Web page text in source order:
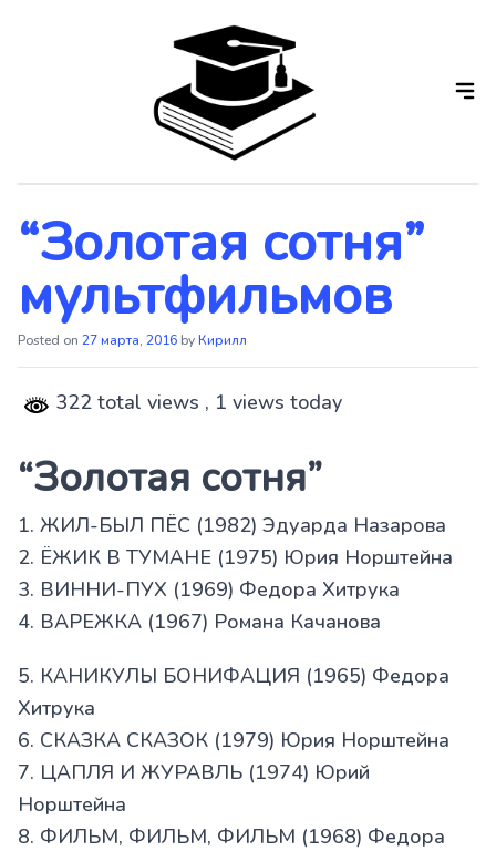
“Золотая сотня”
мультфильмов
Posted on 27 марта, 2016 byКирилл
322 total views , 1 views today
“Золотая сотня”
1. ЖИЛ-БЫЛ ПЁС (1982) Эдуарда Назарова
2. ЁЖИК В ТУМАНЕ (1975) Юрия Норштейна
3. ВИННИ-ПУХ (1969) Федора Хитрука
4. ВАРЕЖКА (1967) Романа Качанова
5. КАНИКУЛЫ БОНИФАЦИЯ (1965) Федора
Хитрука
6. СКАЗКА СКАЗОК (1979) Юрия Норштейна
7. ЦАПЛЯ И ЖУРАВЛЬ (1974) Юрий
Норштейна
8. ФИЛЬМ, ФИЛЬМ, ФИЛЬМ (1968) Федора